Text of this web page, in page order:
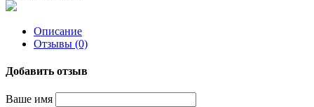
Описание
Отзывы (0)
Добавить отзыв
Ваше имя